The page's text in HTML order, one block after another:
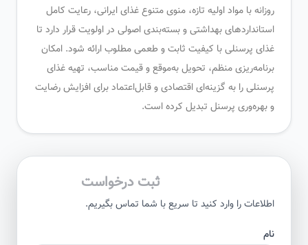
روزانه با مواد اولیه تازه، منوی متنوع غذای ایرانی، رعایت کامل
استانداردهای بهداشتی و بسته‌بندی اصولی در اولویت قرار دارد تا
غذای پرسنلی با کیفیت ثابت و طعمی مطلوب ارائه شود. امکان
برنامه‌ریزی منظم، تحویل به‌موقع و قیمت مناسب، تهیه غذای
پرسنلی را به گزینه‌ای اقتصادی و قابل‌اعتماد برای افزایش رضایت
و بهره‌وری پرسنل تبدیل کرده است.
ثبت درخواست
اطلاعات را وارد کنید تا سریع با شما تماس بگیریم.